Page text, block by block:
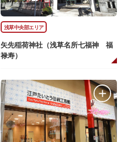
浅草中央部エリア
矢先稲荷神社（浅草名所七福神 福
禄寿）